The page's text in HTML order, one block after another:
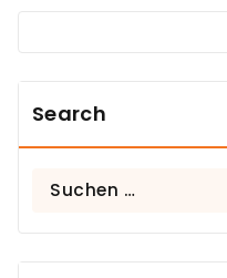
Search
Suchen